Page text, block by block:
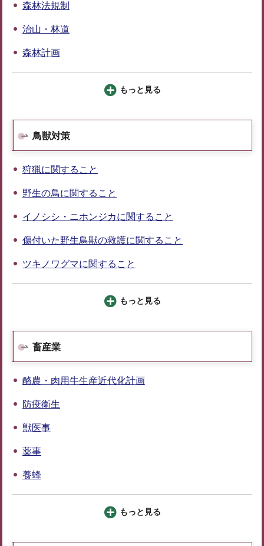
森林法規制
治山・林道
森林計画
もっと見る
鳥獣対策
狩猟に関すること
野生の鳥に関すること
イノシシ・ニホンジカに関すること
傷付いた野生鳥獣の救護に関すること
ツキノワグマに関すること
もっと見る
畜産業
酪農・肉用牛生産近代化計画
防疫衛生
獣医事
薬事
養蜂
もっと見る